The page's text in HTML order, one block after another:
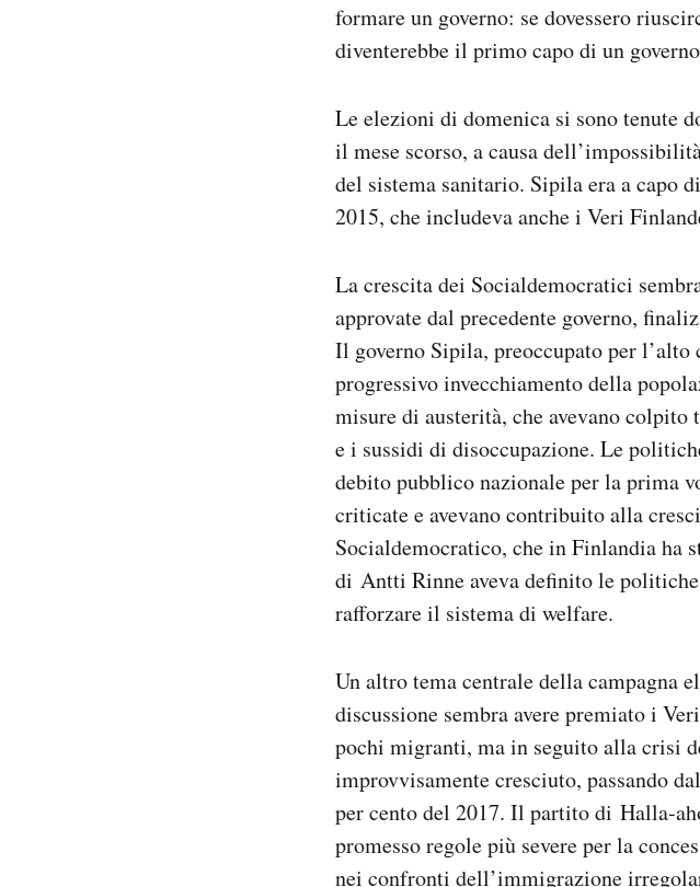
formare un governo: se dovessero
diventerebbe il primo capo di un
Le elezioni di domenica si sono tenute
il mese scorso, a causa
del sistema sanitario. Sipila era a capo
2015, che includeva anche i Veri
La crescita dei Socialdemocratici
approvate dal precedente governo,
Il governo Sipila, preoccupato per
progressivo invecchiamento della
misure di austerità, che avevano
e i sussidi di disoccupazione. Le
debito pubblico nazionale per la prima
criticate e avevano contribuito alla
Socialdemocratico, che in Finlandia
di Antti Rinne aveva definito le
rafforzare il sistema di welfare.
Un altro tema centrale della campagna
discussione sembra avere premiato i
pochi migranti, ma in seguito alla crisi
improvvisamente cresciuto, passando
per cento del 2017. Il partito di Halla-
promesso regole più severe per la
nei confronti dell’immigrazione